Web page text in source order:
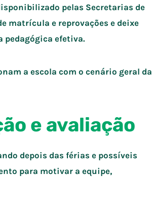
pelas Secretarias de
matrícula e reprovações e deixe
pedagógica efetiva.
a escola com o cenário geral da
e avaliação
depois das férias e possíveis
para motivar a equipe,